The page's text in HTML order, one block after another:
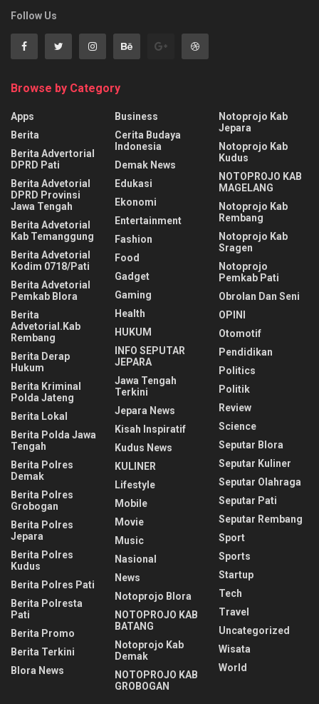
Follow Us
Browse by Category
Apps
Berita
Berita Advertorial
DPRD Pati
Berita Advetorial
DPRD Provinsi
Jawa Tengah
Berita Advetorial
Kab Temanggung
Berita Advetorial
Kodim 0718/Pati
Berita Advetorial
Pemkab Blora
Berita
Advetorial.Kab
Rembang
Berita Derap
Hukum
Berita Kriminal
Polda Jateng
Berita Lokal
Berita Polda Jawa
Tengah
Berita Polres
Demak
Berita Polres
Grobogan
Berita Polres
Jepara
Berita Polres
Kudus
Berita Polres Pati
Berita Polresta
Pati
Berita Promo
Berita Terkini
Blora News
Business
Cerita Budaya
Indonesia
Demak News
Edukasi
Ekonomi
Entertainment
Fashion
Food
Gadget
Gaming
Health
HUKUM
INFO SEPUTAR
JEPARA
Jawa Tengah
Terkini
Jepara News
Kisah Inspiratif
Kudus News
KULINER
Lifestyle
Mobile
Movie
Music
Nasional
News
Notoprojo Blora
NOTOPROJO KAB
BATANG
Notoprojo Kab
Demak
NOTOPROJO KAB
GROBOGAN
Notoprojo Kab
Jepara
Notoprojo Kab
Kudus
NOTOPROJO KAB
MAGELANG
Notoprojo Kab
Rembang
Notoprojo Kab
Sragen
Notoprojo
Pemkab Pati
Obrolan Dan Seni
OPINI
Otomotif
Pendidikan
Politics
Politik
Review
Science
Seputar Blora
Seputar Kuliner
Seputar Olahraga
Seputar Pati
Seputar Rembang
Sport
Sports
Startup
Tech
Travel
Uncategorized
Wisata
World